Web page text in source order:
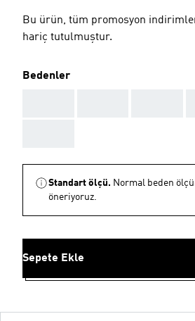
Bu ürün, tüm promosyon
hariç tutulmuştur.
Bedenler
Standart ölçü. Normal beden
öneriyoruz.
Sepete Ekle